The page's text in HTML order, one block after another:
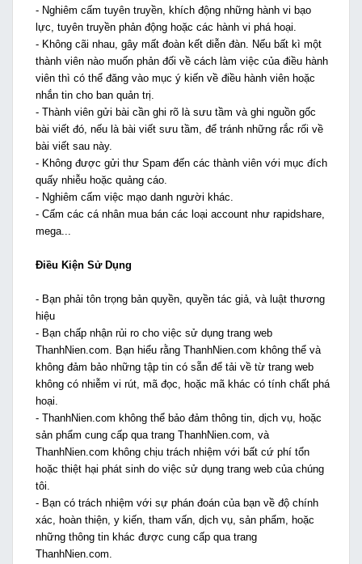
- Nghiêm cấm tuyên truyền, khích động những hành vi bạo
lực, tuyên truyền phản động hoặc các hành vi phá hoại.
- Không cãi nhau, gây mất đoàn kết diễn đàn. Nếu bất kì một
thành viên nào muốn phản đối về cách làm việc của điều hành
viên thì có thể đăng vào mục ý kiến về điều hành viên hoặc
nhắn tin cho ban quản trị.
- Thành viên gửi bài cần ghi rõ là sưu tầm và ghi nguồn gốc
bài viết đó, nếu là bài viết sưu tầm, để tránh những rắc rối về
bài viết sau này.
- Không được gửi thư Spam đến các thành viên với mục đích
quấy nhiễu hoặc quảng cáo.
- Nghiêm cấm việc mạo danh người khác.
- Cấm các cá nhân mua bán các loại account như rapidshare,
mega...
Điều Kiện Sử Dụng
- Bạn phải tôn trọng bản quyền, quyền tác giả, và luật thương
hiệu
- Bạn chấp nhận rủi ro cho việc sử dụng trang web
ThanhNien.com. Bạn hiểu rằng ThanhNien.com không thể và
không đảm bảo những tập tin có sẵn để tải về từ trang web
không có nhiễm vi rút, mã đọc, hoặc mã khác có tính chất phá
hoại.
- ThanhNien.com không thể bảo đảm thông tin, dịch vụ, hoặc
sản phẩm cung cấp qua trang ThanhNien.com, và
ThanhNien.com không chịu trách nhiệm với bất cứ phí tổn
hoặc thiệt hại phát sinh do việc sử dụng trang web của chúng
tôi.
- Bạn có trách nhiệm với sự phán đoán của bạn về độ chính
xác, hoàn thiện, y kiến, tham vấn, dịch vụ, sản phẩm, hoặc
những thông tin khác được cung cấp qua trang
ThanhNien.com.